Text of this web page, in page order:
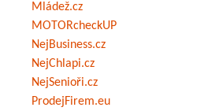
Mládež.cz
MOTORcheckUP
NejBusiness.cz
NejChlapi.cz
NejSenioři.cz
ProdejFirem.eu